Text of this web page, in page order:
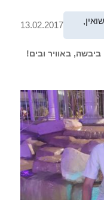
13.02.2017
באוויר ובים!